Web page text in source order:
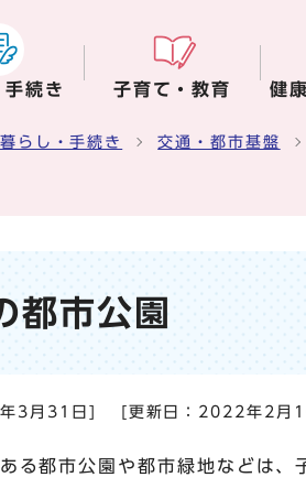
手続き 子育て・教育 健
暮らし・手続き 交通・都市基盤
都市公園
3月31日 [更新日： 2022年2月
る都市公園や都市緑地などは、